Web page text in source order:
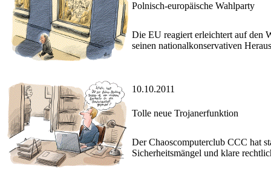
Polnisch-europäische Wahlparty
Die EU reagiert erleichtert auf den
seinen nationalkonservativen
10.10.2011
Tolle neue Trojanerfunktion
Der Chaoscomputerclub CCC hat
Sicherheitsmängel und klare